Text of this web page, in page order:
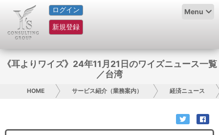
ログイン
新規登録
Menu
HOME
サービス紹介
お問い合わせ
《耳よりワイズ》24年11月21日のワイズニュース一覧
／台湾
HOME サービス紹介（業務案内） 経済ニュース